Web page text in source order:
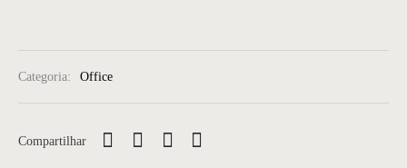
Categoria: Office
Compartilhar